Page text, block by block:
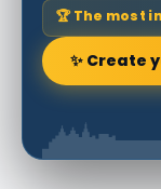
🏆 The most
✨ Create